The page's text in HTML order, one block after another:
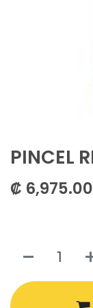
PINCEL
₡ 6,975.00